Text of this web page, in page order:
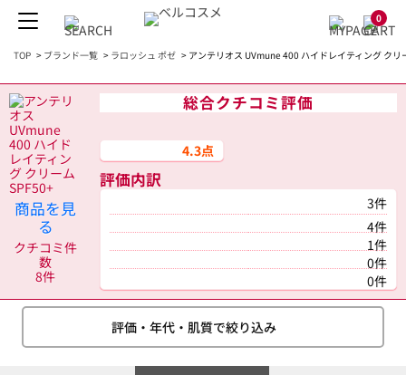
0
TOP > ブランド一覧 > ラロッシュ ポゼ > アンテリオス UVmune 400 ハイドレイティング ク
商品を見
る
クチコミ件
数
8件
総合クチコミ評価
4.3点
評価内訳
3件
4件
1件
0件
0件
評価・年代・肌質で絞り込み